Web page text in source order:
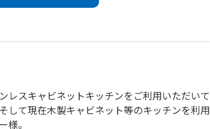
レスキャビネットキッチンをご利用いただいて
して現在木製キャビネット等のキッチンを利用
様。